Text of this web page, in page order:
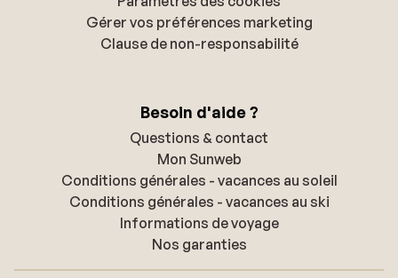
Gérer vos préférences marketing
Clause de non-responsabilité
Besoin d'aide ?
Questions & contact
Mon Sunweb
Conditions générales - vacances au soleil
Conditions générales - vacances au ski
Informations de voyage
Nos garanties